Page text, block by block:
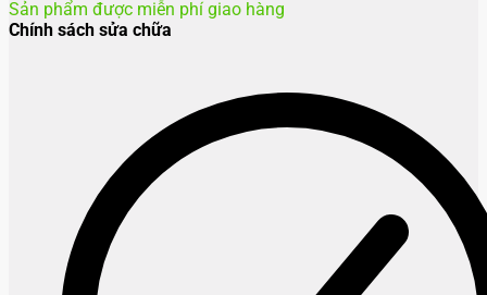
Sản phẩm được miễn phí giao hàng
Chính sách sửa chữa